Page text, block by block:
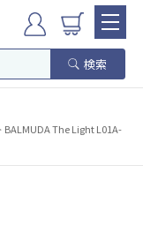
検索
The Light L01A-